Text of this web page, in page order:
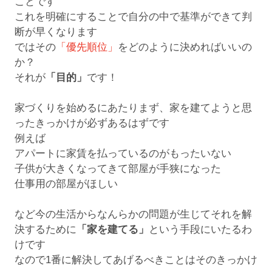
これを明確にすることで自分の中で基準ができて判
断が早くなります
ではその「優先順位」
をどのように決めればいいの
か？
それが「目的」 です！
家づくりを始めるにあたりまず、家を建てようと思
ったきっかけが必ずあるはずです
例えば
アパートに家賃を払っているのがもったいない
子供が大きくなってきて部屋が手狭になった
仕事用の部屋がほしい
など今の生活からなんらかの問題が生じてそれを解
決するために 「家を建てる」
という手段にいたるわ
けです
なので1番に解決してあげるべきことはそのきっかけ